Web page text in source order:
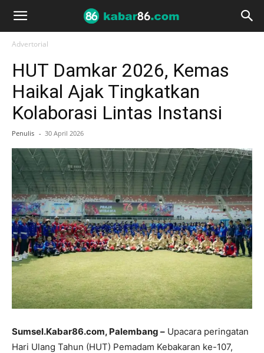
Advertorial
HUT Damkar 2026, Kemas
Haikal Ajak Tingkatkan
Kolaborasi Lintas Instansi
Penulis - 30 April 2026
Sumsel.Kabar86.com, Palembang – Upacara peringatan
Hari Ulang Tahun (HUT) Pemadam Kebakaran ke-107,